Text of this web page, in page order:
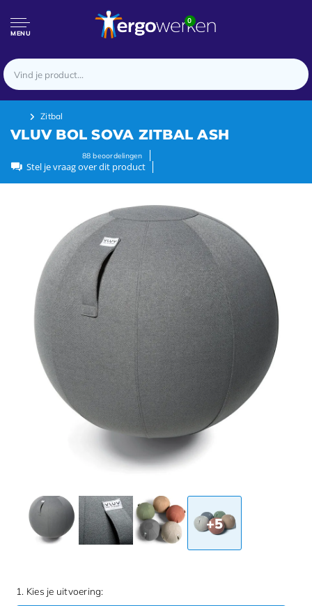
MENU
0
Zitbal
VLUV BOL SOVA ZITBAL ASH
88 beoordelingen
Stel je vraag over dit product
+5
1. Kies je uitvoering: